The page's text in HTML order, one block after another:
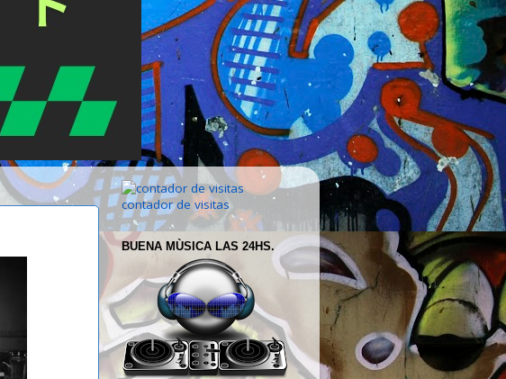
contador de visitas
BUENA MÙSICA LAS 24HS.